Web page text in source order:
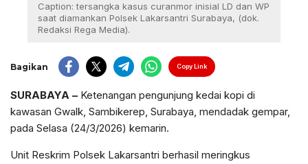
Caption: tersangka kasus curanmor inisial LD dan WP
saat diamankan Polsek Lakarsantri Surabaya, (dok.
Redaksi Rega Media).
Bagikan Copy Link
SURABAYA – Ketenangan pengunjung kedai kopi di
kawasan Gwalk, Sambikerep, Surabaya, mendadak gempar,
pada Selasa (24/3/2026) kemarin.
Unit Reskrim Polsek Lakarsantri berhasil meringkus